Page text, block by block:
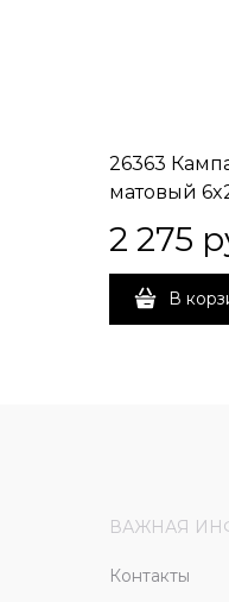
26363
матовый
2 275
В
ВАЖНАЯ
Контакты